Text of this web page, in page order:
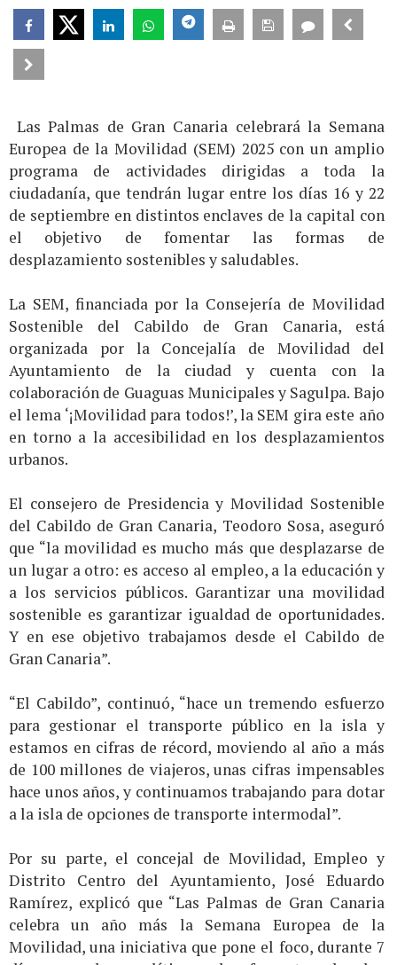
Las Palmas de Gran Canaria celebrará la Semana
Europea de la Movilidad (SEM) 2025 con un amplio
programa de actividades dirigidas a toda la
ciudadanía, que tendrán lugar entre los días 16 y 22
de septiembre en distintos enclaves de la capital con
el objetivo de fomentar las formas de
desplazamiento sostenibles y saludables.
La SEM, financiada por la Consejería de Movilidad
Sostenible del Cabildo de Gran Canaria, está
organizada por la Concejalía de Movilidad del
Ayuntamiento de la ciudad y cuenta con la
colaboración de Guaguas Municipales y Sagulpa. Bajo
el lema ‘¡Movilidad para todos!’, la SEM gira este año
en torno a la accesibilidad en los desplazamientos
urbanos.
El consejero de Presidencia y Movilidad Sostenible
del Cabildo de Gran Canaria, Teodoro Sosa, aseguró
que “la movilidad es mucho más que desplazarse de
un lugar a otro: es acceso al empleo, a la educación y
a los servicios públicos. Garantizar una movilidad
sostenible es garantizar igualdad de oportunidades.
Y en ese objetivo trabajamos desde el Cabildo de
Gran Canaria”.
“El Cabildo”, continuó, “hace un tremendo esfuerzo
para gestionar el transporte público en la isla y
estamos en cifras de récord, moviendo al año a más
de 100 millones de viajeros, unas cifras impensables
hace unos años, y continuamos trabajando para dotar
a la isla de opciones de transporte intermodal”.
Por su parte, el concejal de Movilidad, Empleo y
Distrito Centro del Ayuntamiento, José Eduardo
Ramírez, explicó que “Las Palmas de Gran Canaria
celebra un año más la Semana Europea de la
Movilidad, una iniciativa que pone el foco, durante 7